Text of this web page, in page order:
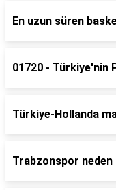
En uzun süren
01720 - Türkiye'nin
Türkiye-Hollanda
Trabzonspor neden